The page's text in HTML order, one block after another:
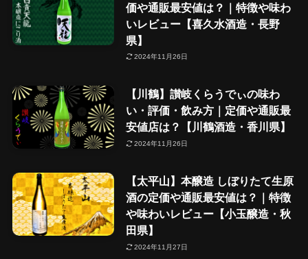
価や通販最安値は？｜特徴や味わ
いレビュー【喜久水酒造・長野
県】
2024年11月26日
【川鶴】讃岐くらうでぃの味わ
い・評価・飲み方｜定価や通販最
安値店は？【川鶴酒造・香川県】
2024年11月26日
【太平山】本醸造 しぼりたて生原
酒の定価や通販最安値は？｜特徴
や味わいレビュー【小玉醸造・秋
田県】
2024年11月27日